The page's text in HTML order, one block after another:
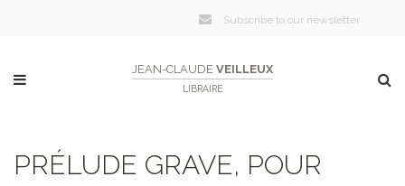
Subscribe to our newsletter
JEAN-CLAUDE VEILLEUX
LIBRAIRE
PRÉLUDE GRAVE, POUR